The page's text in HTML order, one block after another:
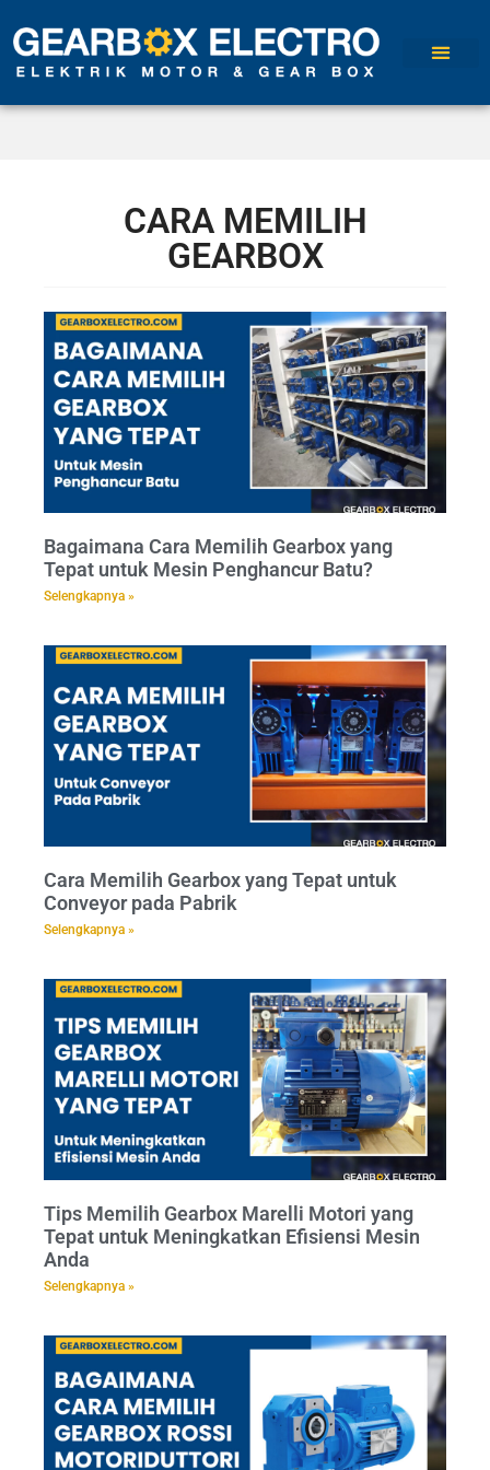
CARA MEMILIH
GEARBOX
Bagaimana Cara Memilih Gearbox yang
Tepat untuk Mesin Penghancur Batu?
Selengkapnya »
Cara Memilih Gearbox yang Tepat untuk
Conveyor pada Pabrik
Selengkapnya »
Tips Memilih Gearbox Marelli Motori yang
Tepat untuk Meningkatkan Efisiensi Mesin
Anda
Selengkapnya »